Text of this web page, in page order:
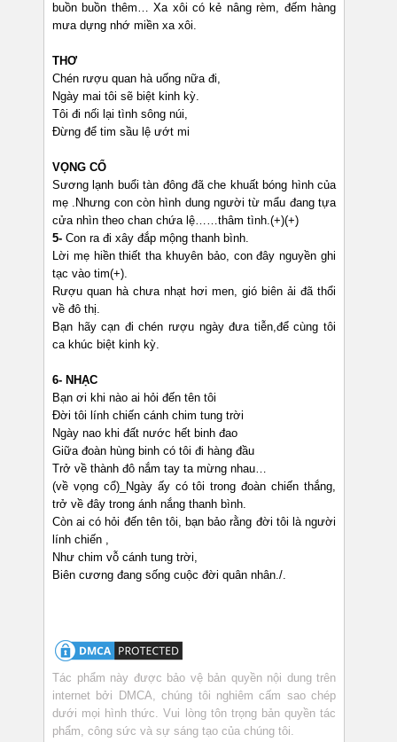
buồn buồn thêm… Xa xôi có kẻ nâng rèm, đếm hàng
mưa dựng nhớ miền xa xôi.
THƠ
Chén rượu quan hà uống nữa đi,
Ngày mai tôi sẽ biệt kinh kỳ.
Tôi đi nối lại tình sông núi,
Đừng để tim sầu lệ ướt mi
VỌNG CỔ
Sương lạnh buổi tàn đông đã che khuất bóng hình của
mẹ .Nhưng con còn hình dung người từ mẩu đang tựa
cửa nhìn theo chan chứa lệ……thâm tình.(+)(+)
5- Con ra đi xây đắp mộng thanh bình.
Lời mẹ hiền thiết tha khuyên bảo, con đây nguyền ghi
tạc vào tim(+).
Rượu quan hà chưa nhạt hơi men, gió biên ải đã thổi
về đô thị.
Bạn hãy cạn đi chén rượu ngày đưa tiễn,để cùng tôi
ca khúc biệt kinh kỳ.
6- NHẠC
Bạn ơi khi nào ai hỏi đến tên tôi
Đời tôi lính chiến cánh chim tung trời
Ngày nao khi đất nước hết binh đao
Giữa đoàn hùng binh có tôi đi hàng đầu
Trở về thành đô nắm tay ta mừng nhau…
(về vọng cổ)_Ngày ấy có tôi trong đoàn chiến thắng,
trở về đây trong ánh nắng thanh bình.
Còn ai có hỏi đến tên tôi, bạn bảo rằng đời tôi là người
lính chiến ,
Như chim vỗ cánh tung trời,
Biên cương đang sống cuộc đời quân nhân./.
Tác phẩm này được bảo vệ bản quyền nội dung trên
internet bởi DMCA, chúng tôi nghiêm cấm sao chép
dưới mọi hình thức. Vui lòng tôn trọng bản quyền tác
phẩm, công sức và sự sáng tạo của chúng tôi.